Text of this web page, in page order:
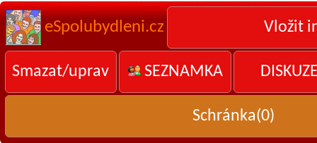
eSpolubydleni.cz Vložit
Smazat/uprav SEZNAMKA
Schránka(0)